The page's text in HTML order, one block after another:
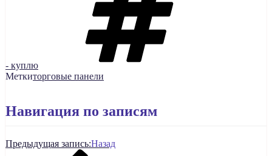
- куплю
Меткиторговые панели
Навигация по записям
Предыдущая запись:Назад